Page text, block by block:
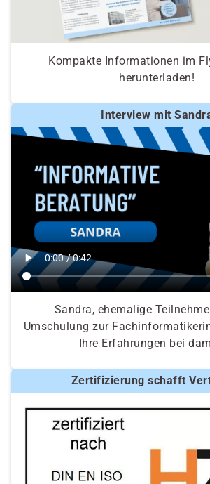
Kompakte Informationen im
herunterladen!
Interview mit
Sandra, ehemalige
Umschulung zur
Ihre Erfahrungen bei
Zertifizierung schafft